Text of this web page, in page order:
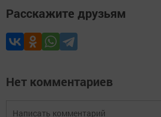
Расскажите друзьям
Нет комментариев